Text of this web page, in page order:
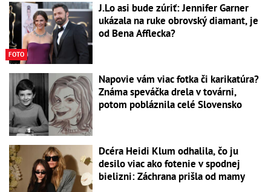
FOTO
J.Lo asi bude zúriť: Jennifer Garner
ukázala na ruke obrovský diamant, je
od Bena Afflecka?
Napovie vám viac fotka či karikatúra?
Známa speváčka drela v továrni,
potom pobláznila celé Slovensko
Dcéra Heidi Klum odhalila, čo ju
desilo viac ako fotenie v spodnej
bielizni: Záchrana prišla od mamy